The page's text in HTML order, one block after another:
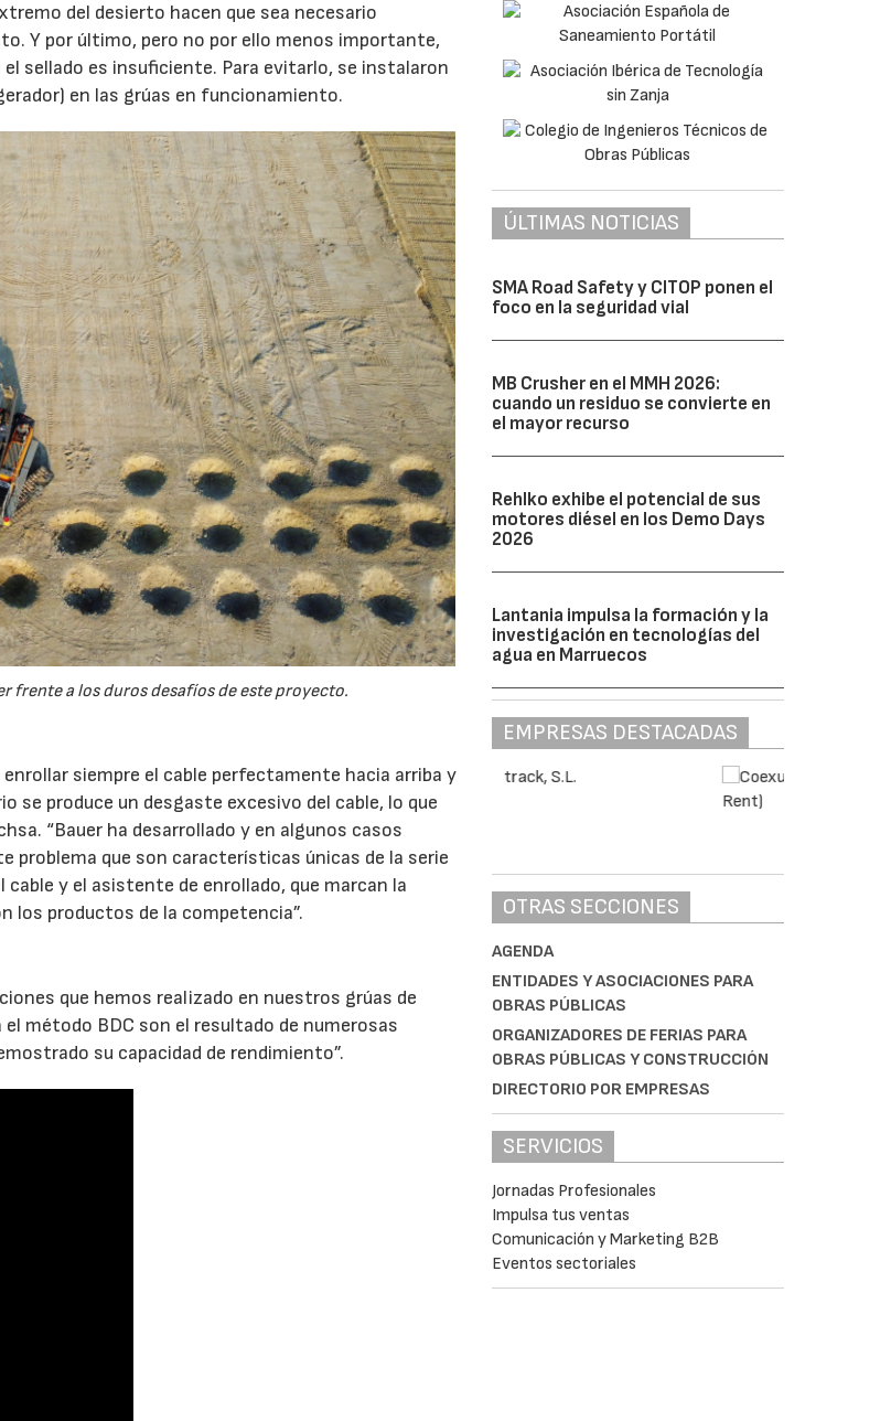
del desierto hacen que sea necesario
Y por último, pero no por ello menos importante,
sellado es insuficiente. Para evitarlo, se instalaron
en las grúas en funcionamiento.
frente a los duros desafíos de este proyecto.
siempre el cable perfectamente hacia arriba y
se produce un desgaste excesivo del cable, lo que
“Bauer ha desarrollado y en algunos casos
que son características únicas de la serie
y el asistente de enrollado, que marcan la
los productos de la competencia”.
que hemos realizado en nuestros grúas de
método BDC son el resultado de numerosas
su capacidad de rendimiento”.
ÚLTIMAS NOTICIAS
SMA Road Safety y CITOP ponen el
foco en la seguridad vial
MB Crusher en el MMH 2026:
cuando un residuo se convierte en
el mayor recurso
Rehlko exhibe el potencial de sus
motores diésel en los Demo Days
2026
Lantania impulsa la formación y la
investigación en tecnologías del
agua en Marruecos
EMPRESAS DESTACADAS
OTRAS SECCIONES
AGENDA
ENTIDADES Y ASOCIACIONES PARA
OBRAS PÚBLICAS
ORGANIZADORES DE FERIAS PARA
OBRAS PÚBLICAS Y CONSTRUCCIÓN
DIRECTORIO POR EMPRESAS
SERVICIOS
Jornadas Profesionales
Impulsa tus ventas
Comunicación y Marketing B2B
Eventos sectoriales